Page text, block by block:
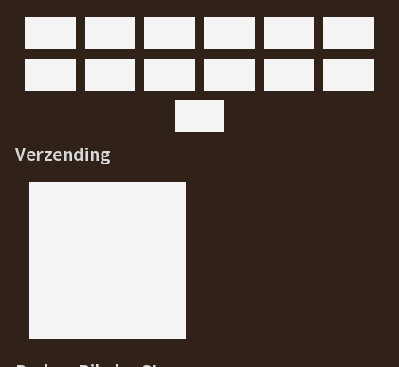
Verzending